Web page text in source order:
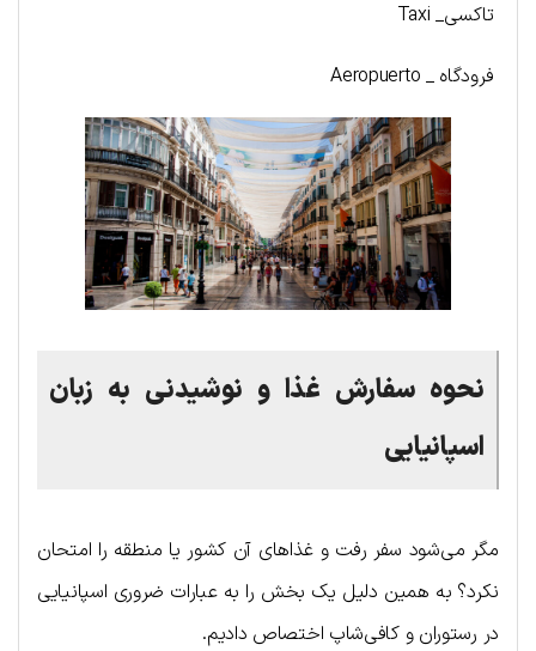
تاکسی_ Taxi
فرودگاه _ Aeropuerto
نحوه سفارش غذا و نوشیدنی به زبان
اسپانیایی
مگر می‌شود سفر رفت و غذاهای آن کشور یا منطقه را امتحان
نکرد؟ به همین دلیل یک بخش را به عبارات ضروری اسپانیایی
در رستوران و کافی‌شاپ اختصاص دادیم.